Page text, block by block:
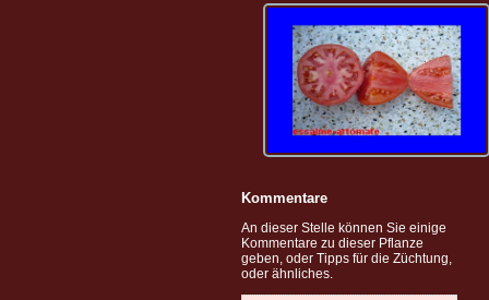
Kommentare
An dieser Stelle können Sie einige
Kommentare zu dieser Pflanze
geben, oder Tipps für die Züchtung,
oder ähnliches.